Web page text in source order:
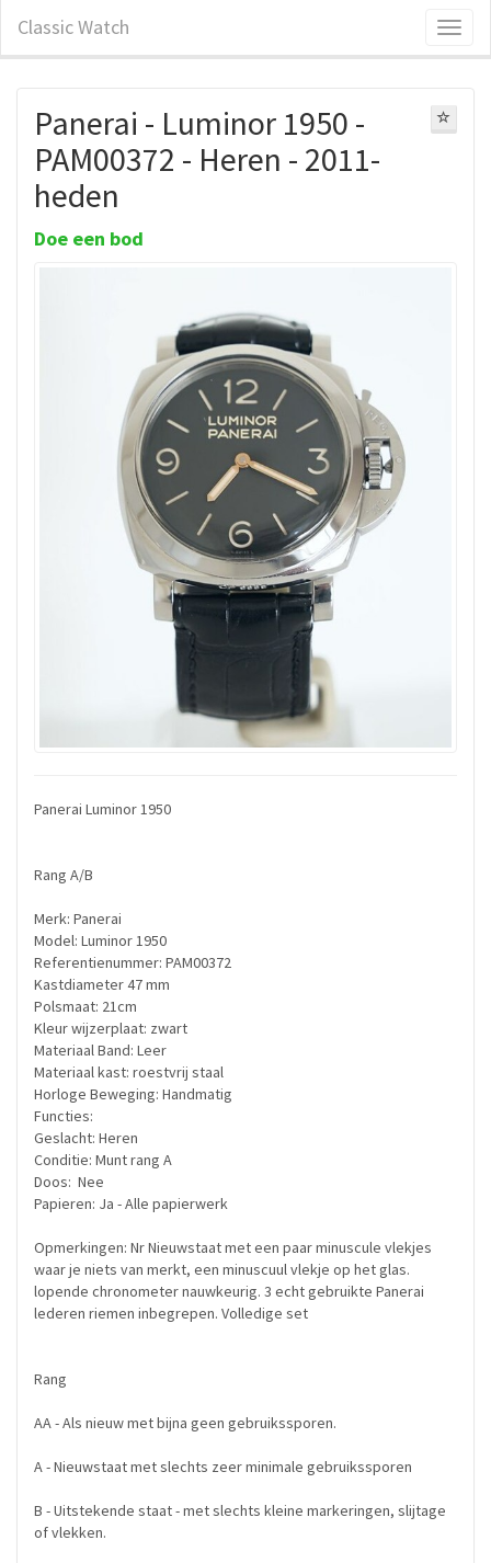
Classic Watch
Panerai - Luminor 1950 -
PAM00372 - Heren - 2011-
heden
Doe een bod
Panerai Luminor 1950
Rang A/B
Merk: Panerai
Model: Luminor 1950
Referentienummer: PAM00372
Kastdiameter 47 mm
Polsmaat: 21cm
Kleur wijzerplaat: zwart
Materiaal Band: Leer
Materiaal kast: roestvrij staal
Horloge Beweging: Handmatig
Functies:
Geslacht: Heren
Conditie: Munt rang A
Doos: Nee
Papieren: Ja - Alle papierwerk
Opmerkingen: Nr Nieuwstaat met een paar minuscule vlekjes
waar je niets van merkt, een minuscuul vlekje op het glas.
lopende chronometer nauwkeurig. 3 echt gebruikte Panerai
lederen riemen inbegrepen. Volledige set
Rang
AA - Als nieuw met bijna geen gebruikssporen.
A - Nieuwstaat met slechts zeer minimale gebruikssporen
B - Uitstekende staat - met slechts kleine markeringen, slijtage
of vlekken.